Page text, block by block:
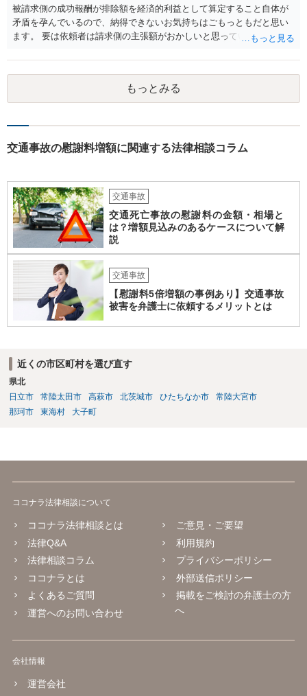
被請求側の成功報酬が排除額を経済的利益として算定すること自体が
矛盾を孕んでいるので、納得できないお気持ちはごもっともだと思い
ます。 要は依頼者は請求側の主張額がおかしいと思っているからこそ
しておきながら、成功報酬の請求の段になるとその「おかしい」請求
側の主張額を基準にして排除額を経済的利益として成功報酬を算定す
るのは、二枚舌との誹りを受けても仕方がない面もあるように思いま
す。 ですので、被請求側の弁護士は、タイムチャージを併用したり、
いますが、そうなってくると弁護士に勝訴インセンティブが働きにく
額ベースとするのではなく、弁護士として反対の立場であれば、２～
３割くらいの確率で認められそうな金額がいくらくらいかを提示した
上で、そこからの排除額ベースとすることも考えられますが、それだ
と弱気な弁護士だと思われたり、先生は私の主張を分かってくれてい
ないと目くじらを立てる依頼者もいそうなので、やはり難点がありま
す。 個人的には、着手金の割合を高めて、タイムチャージ併用型にし
たり、長期化した場合は追加着手金を請求できるようにしたりして最
悪排除額ベースの成功報酬はもらえなくても気にしないというのが良
いように思っています。 いずれにせよ、どういう形をとるにせよ、支
払う報酬額はあまり変わらないと思いますので、そのとおりに支払っ
ても損にはならないはずです。 基本的に弁護士に1時間動いてもらう
士にとっては割りの悪い事件ということになるかと存じます。
もっとみる
交通事故の慰謝料増額に関連する法律相談コラム
交通事故
交通死亡事故の慰謝料の金額・相場と
は？増額見込みのあるケースについて解
説
交通事故
【慰謝料5倍増額の事例あり】交通事故
被害を弁護士に依頼するメリットとは
近くの市区町村を選び直す
県北
日立市
常陸太田市 高萩市 北茨城市 ひたちなか市
常陸大宮市
那珂市
東海村 大子町
ココナラ法律相談について
ココナラ法律相談とは
法律Q&A
法律相談コラム
ココナラとは
よくあるご質問
運営へのお問い合わせ
ご意見・ご要望
利用規約
プライバシーポリシー
外部送信ポリシー
掲載をご検討の弁護士の方
へ
会社情報
運営会社